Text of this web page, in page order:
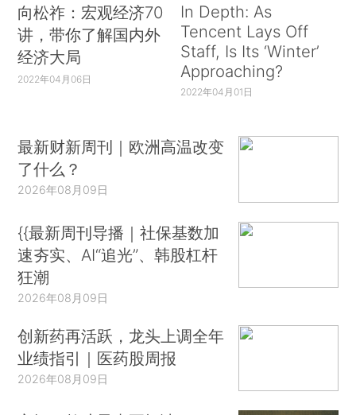
向松祚：宏观经济70
讲，带你了解国内外
经济大局
2022年04月06日
In Depth: As
Tencent Lays Off
Staff, Is Its ‘Winter’
Approaching?
2022年04月01日
最新财新周刊｜欧洲高温改变
了什么？
2026年08月09日
{{最新周刊导播｜社保基数加
速夯实、AI“追光”、韩股杠杆
狂潮
2026年08月09日
创新药再活跃，龙头上调全年
业绩指引｜医药股周报
2026年08月09日